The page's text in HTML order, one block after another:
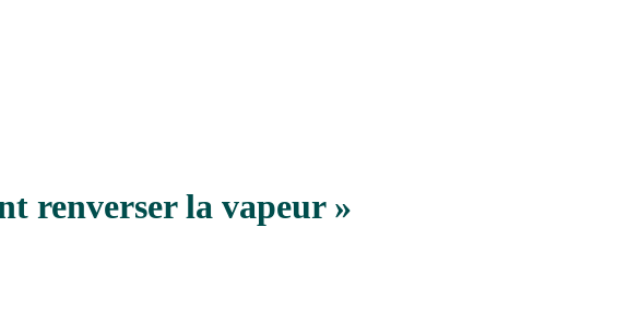
renverser la vapeur »